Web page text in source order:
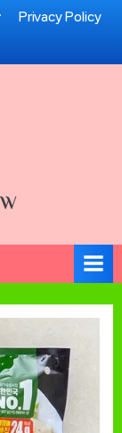
Privacy Policy